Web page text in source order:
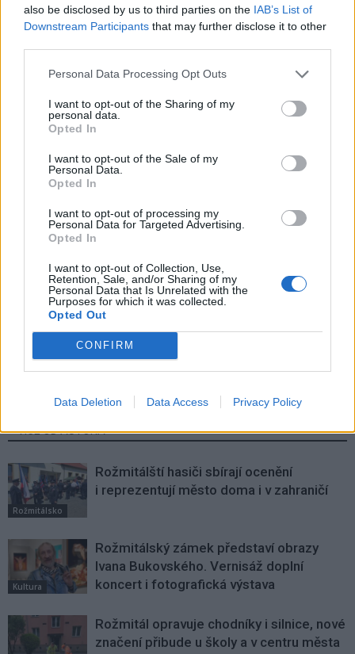
also be disclosed by us to third parties on the IAB’s List of
Downstream Participants that may further disclose it to other
Personal Data Processing Opt Outs
I want to opt-out of the Sharing of my
personal data.
Opted In
I want to opt-out of the Sale of my
Personal Data.
Opted In
I want to opt-out of processing my
Personal Data for Targeted Advertising.
Opted In
I want to opt-out of Collection, Use,
Retention, Sale, and/or Sharing of my
Personal Data that Is Unrelated with the
Purposes for which it was collected.
Opted Out
CONFIRM
Data Deletion Data Access Privacy Policy
Komentáře
Brdna dokument Johana z Rožmitálu
premiéra
Rožmitál pod Třemšínem
Předchozí článek
Sportovní hala v Příbrami
prochází modernizací. Získá
novou podlahu, LED obrazovku
Následující článek
SOUVISEJÍCÍ ČLÁNKY
VÍCE OD AUTORA
Rožmitálsko
Rožmitálští hasiči sbírají ocenění
i reprezentují město doma i v zahraničí
Kultura
Rožmitálský zámek představí obrazy
Ivana Bukovského. Vernisáž doplní
koncert i fotografická výstava
Rožmitál opravuje chodníky i silnice, nové
značení přibude u školy a v centru města